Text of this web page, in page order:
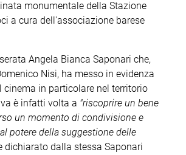
monumentale della Stazione
a cura dell'associazione barese
Angela Bianca Saponari che,
Nisi, ha messo in evidenza
cinema in particolare nel territorio
è infatti volta a "riscoprire un bene
un momento di condivisione e
potere della suggestione delle
dichiarato dalla stessa Saponari